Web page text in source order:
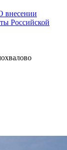
внесении
Российской